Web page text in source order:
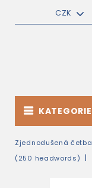
CZK
KATEGORIE
Zjednodušená četba
(250 headwords)